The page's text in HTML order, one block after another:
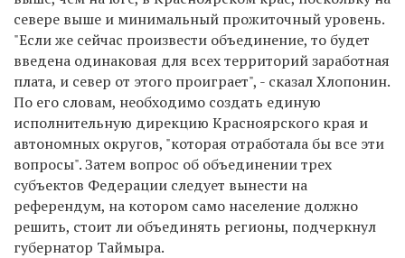
севере выше и минимальный прожиточный уровень.
"Если же сейчас произвести объединение, то будет
введена одинаковая для всех территорий заработная
плата, и север от этого проиграет", - сказал Хлопонин.
По его словам, необходимо создать единую
исполнительную дирекцию Красноярского края и
автономных округов, "которая отработала бы все эти
вопросы". Затем вопрос об объединении трех
субъектов Федерации следует вынести на
референдум, на котором само население должно
решить, стоит ли объединять регионы, подчеркнул
губернатор Таймыра.